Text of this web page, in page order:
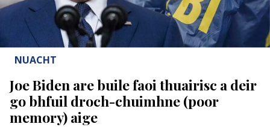
NUACHT
Joe Biden are buile faoi thuairisc a deir
go bhfuil droch-chuimhne (poor
memory) aige